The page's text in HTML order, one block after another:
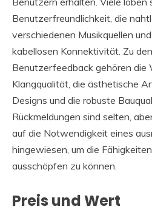
Benutzerfreundlichkeit, die
verschiedenen Musikquellen
kabellosen Konnektivität. Zu
Benutzerfeedback gehören die
Klangqualität, die ästhetische
Designs und die robuste
Rückmeldungen sind selten,
auf die Notwendigkeit eines
hingewiesen, um die
ausschöpfen zu können.
Preis und Wert